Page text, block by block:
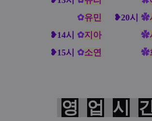
✿유민 ❥20시 ✿
❥14시 ✿지아 ✿
❥15시 ✿소연 ✿
영 업 시